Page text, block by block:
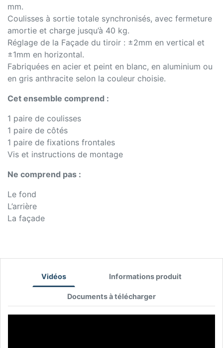
mm.
Coulisses à sortie totale synchronisés, avec fermeture
amortie et charge jusqu’à 40 kg.
Réglage de la Façade du tiroir : ±2mm en vertical et
±1mm en horizontal.
Fabriquées en acier et peint en blanc, en aluminium ou
en gris anthracite selon la couleur choisie.
Cet ensemble comprend :
1 paire de coulisses
1 paire de côtés
1 paire de fixations frontales
Vis et instructions de montage
Ne comprend pas :
Le fond
L’arrière
La façade
Vidéos Informations produit
Documents à télécharger